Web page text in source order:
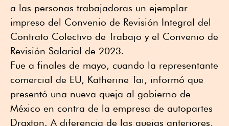
a las personas trabajadoras un ejemplar
impreso del Convenio de Revisión Integral del
Contrato Colectivo de Trabajo y el Convenio de
Revisión Salarial de 2023.
Fue a finales de mayo, cuando la representante
comercial de EU, Katherine Tai, informó que
presentó una nueva queja al gobierno de
México en contra de la empresa de autopartes
Draxton. A diferencia de las quejas anteriores,